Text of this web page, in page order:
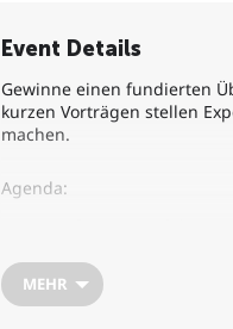
Event Details
Gewinne einen fundierten
kurzen Vorträgen stellen
machen.
Agenda:
Was macht einen
Förderung für
MEHR